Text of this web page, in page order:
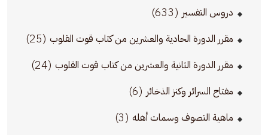
دروس التفسير (633)
مقرر الدورة الحادية والعشرين من كتاب قوت القلوب (25)
مقرر الدورة الثانية والعشرين من كتاب قوت القلوب (24)
مفتاح السرائر وكنز الذخائر (6)
ماهية التصوف وسمات أهله (3)